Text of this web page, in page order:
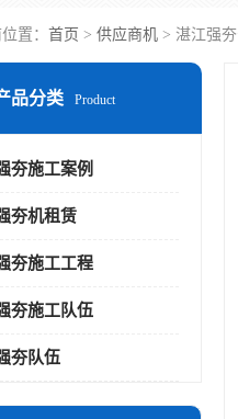
置： 首页 > 供应商机 > 湛江强
品分类 Product
夯施工案例
夯机租赁
夯施工工程
夯施工队伍
夯队伍